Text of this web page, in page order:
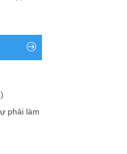
phải làm